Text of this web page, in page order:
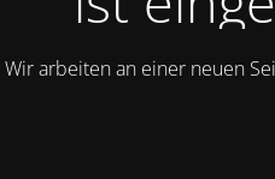
Wir arbeiten an einer neuen